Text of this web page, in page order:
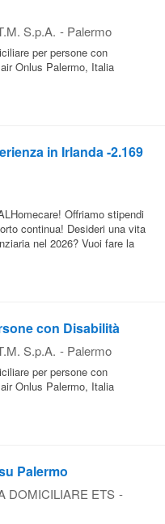
S.p.A. - Palermo
per persone con
Onlus Palermo, Italia
in Irlanda -2.169
Offriamo stipendi
continua! Desideri una vita
nel 2026? Vuoi fare la
con Disabilità
S.p.A. - Palermo
per persone con
Onlus Palermo, Italia
Palermo
DOMICILIARE ETS -